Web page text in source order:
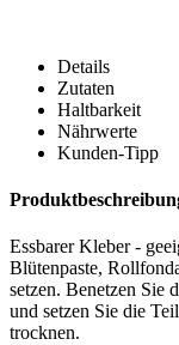
Details
Zutaten
Haltbarkeit
Nährwerte
Kunden-Tipp
Essbarer Kleber -
Blütenpaste,
setzen. Benetzen Sie
und setzen Sie die
trocknen.